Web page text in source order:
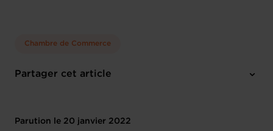
Chambre de Commerce
Partager cet article
Parution le 20 janvier 2022